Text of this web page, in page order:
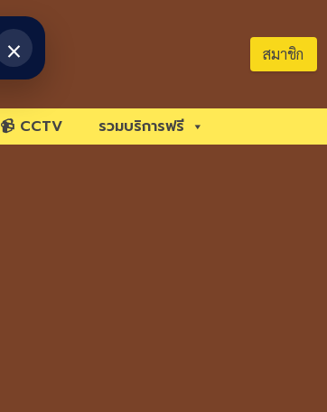
สมาชิก
📹 CCTV รวมบริการฟรี
×